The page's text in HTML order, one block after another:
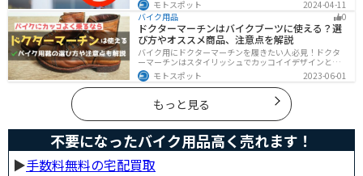
はなく、誠意を持って対応することが大切です。この記
事では理由や説得の手順、テクニックをまとめました。
モトスポット
2024-04-11
バイク用品
0
ドクターマーチンはバイクブーツに使える？選
び方やオススメ商品、注意点を解説
バイク用にドクターマーチンを履きたい人必見！ドクタ
ーマーチンはスタイリッシュでカッコイイデザインと高
い機能性で快適なライディングが可能です。バイク用ブ
ーツで選ぶべきポイントや注意点などまとめましたの
で、バイクブーツを探している人は参考にしてくださ
モトスポット 2023-06-01
もっと見る
不要になったバイク用品高く売れます！
▶︎手数料無料の宅配買取